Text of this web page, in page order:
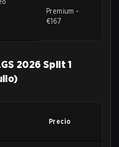
Premium -
€167
2026 Split 1
Precio